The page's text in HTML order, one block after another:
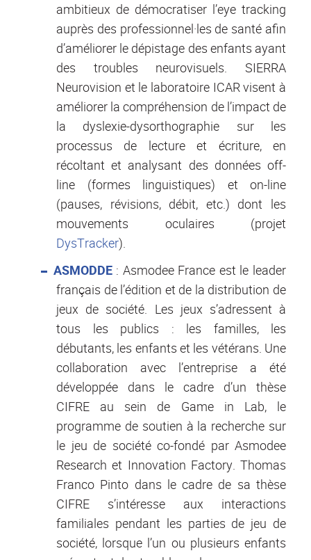
ambitieux de démocratiser l’eye tracking
auprès des professionnel·les de santé afin
d’améliorer le dépistage des enfants ayant
des troubles neurovisuels. SIERRA
Neurovision et le laboratoire ICAR visent à
améliorer la compréhension de l’impact de
la dyslexie-dysorthographie sur les
processus de lecture et écriture, en
récoltant et analysant des données off-
line (formes linguistiques) et on-line
(pauses, révisions, débit, etc.) dont les
mouvements oculaires (projet
DysTracker).
ASMODDE: Asmodee France est le leader
français de l’édition et de la distribution de
jeux de société. Les jeux s’adressent à
tous les publics : les familles, les
débutants, les enfants et les vétérans. Une
collaboration avec l’entreprise a été
développée dans le cadre d’un thèse
CIFRE au sein de Game in Lab, le
programme de soutien à la recherche sur
le jeu de société co-fondé par Asmodee
Research et Innovation Factory. Thomas
Franco Pinto dans le cadre de sa thèse
CIFRE s’intéresse aux interactions
familiales pendant les parties de jeu de
société, lorsque l’un ou plusieurs enfants